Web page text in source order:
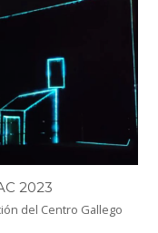
2023
del Centro Gallego